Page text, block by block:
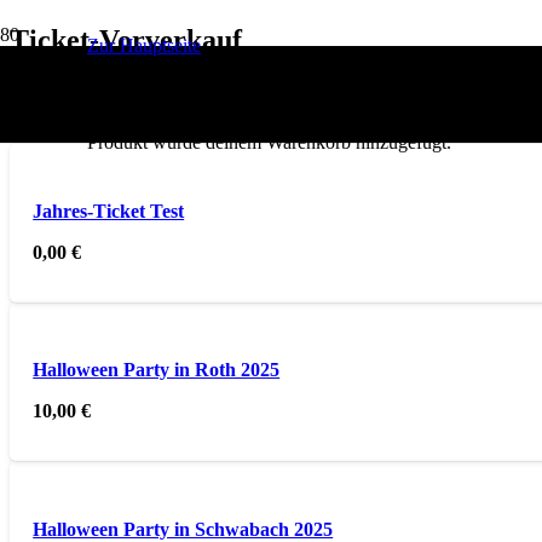
Zur Hauptseite
Produktwurde deinem Warenkorb hinzugefügt.
Ticket-Vorverkauf
Jahres-Ticket Test
0,00€
Halloween Party in Roth 2025
10,00€
Halloween Party in Schwabach 2025